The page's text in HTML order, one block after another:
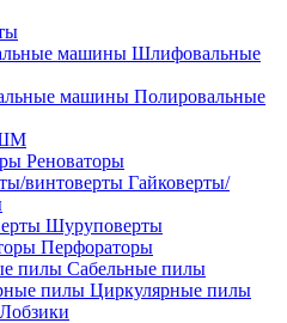
Шлифовальные
Полировальные
Реноваторы
Гайковерты/
Шуруповерты
Перфораторы
Сабельные пилы
Циркулярные пилы
Лобзики